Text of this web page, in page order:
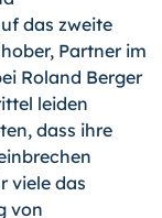
das zweite
Partner im
Roland Berger
leiden
dass ihre
viele das
von